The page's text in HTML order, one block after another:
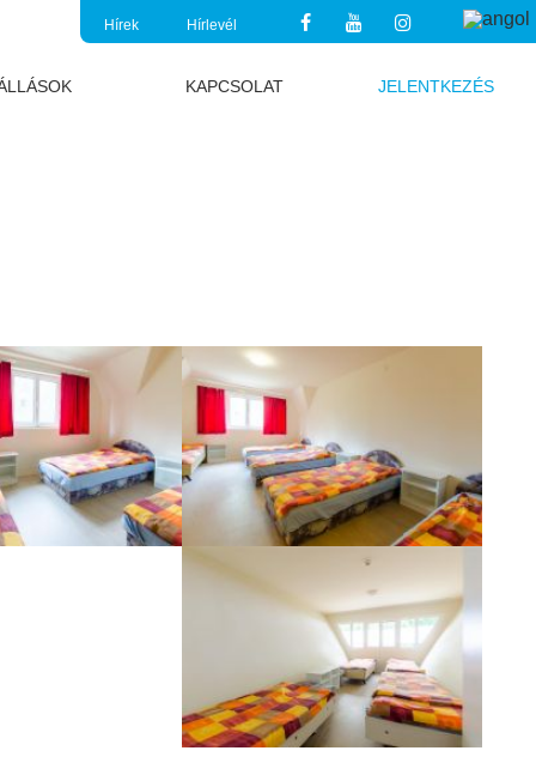
Hírek Hírlevél
KAPCSOLAT JELENTKEZÉS